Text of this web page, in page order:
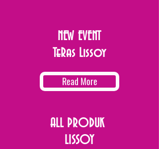
NEW EVENT
TeRas Lissoy
Read More
ALL PRODUK
LISSOY